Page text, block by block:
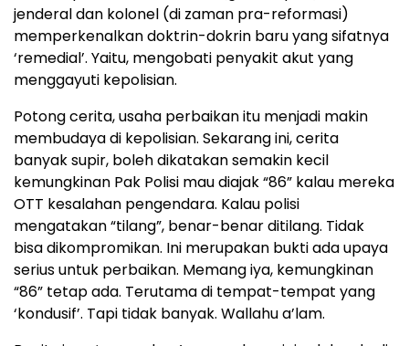
jenderal dan kolonel (di zaman pra-reformasi)
memperkenalkan doktrin-dokrin baru yang sifatnya
‘remedial’. Yaitu, mengobati penyakit akut yang
menggayuti kepolisian.
Potong cerita, usaha perbaikan itu menjadi makin
membudaya di kepolisian. Sekarang ini, cerita
banyak supir, boleh dikatakan semakin kecil
kemungkinan Pak Polisi mau diajak “86” kalau mereka
OTT kesalahan pengendara. Kalau polisi
mengatakan “tilang”, benar-benar ditilang. Tidak
bisa dikompromikan. Ini merupakan bukti ada upaya
serius untuk perbaikan. Memang iya, kemungkinan
“86” tetap ada. Terutama di tempat-tempat yang
‘kondusif’. Tapi tidak banyak. Wallahu a’lam.